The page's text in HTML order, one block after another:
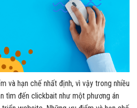
và hạn chế nhất định, vì vậy trong nhiều
tìm đến clickbait như một phương án